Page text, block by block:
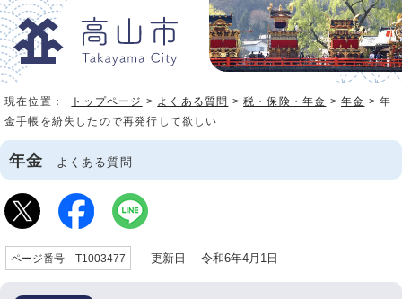
現在位置： トップページ > よくある質問 >税・保険・年金 >年金 > 年
金手帳を紛失したので再発行して欲しい
年金 よくある質問
ページ番号 T1003477 更新日 令和6年4月1日